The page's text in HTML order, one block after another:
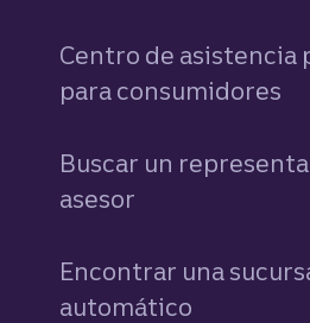
Centro de asistencia
para consumidores
Buscar un
asesor
Encontrar una
automático